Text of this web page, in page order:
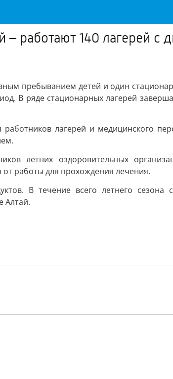
– работают 140 лагерей с
пребыванием детей и один
В ряде стационарных лагерей
лагерей и медицинского
летних оздоровительных
работы для прохождения лечения.
В течение всего летнего сезона
Алтай.